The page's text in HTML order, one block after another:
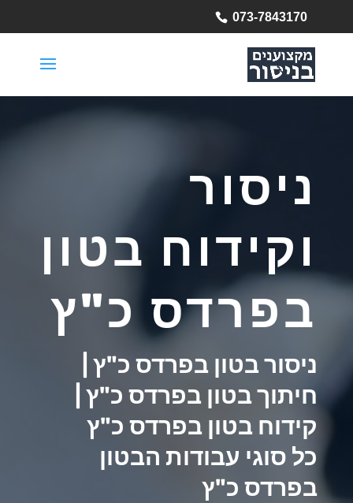
073-7843170
ניסור
וקידוח בטון
בפרדס כ"ץ
ניסור בטון בפרדס כ"ץ |
חיתוך בטון בפרדס כ"ץ |
קידוח בטון בפרדס כ"ץ
כל סוגי עבודות הבטון
בפרדס כ"ץ